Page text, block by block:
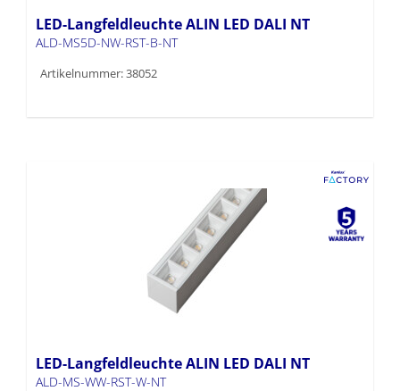
LED-Langfeldleuchte ALIN LED DALI NT
ALD-MS5D-NW-RST-B-NT
Artikelnummer: 38052
LED-Langfeldleuchte ALIN LED DALI NT
ALD-MS-WW-RST-W-NT